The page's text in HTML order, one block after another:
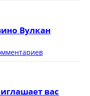
Вулкан
вас